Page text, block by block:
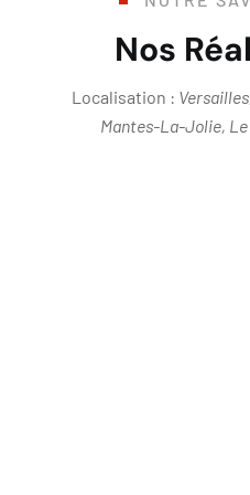
Nos
Localisation :
Mantes-La-Jolie, Le